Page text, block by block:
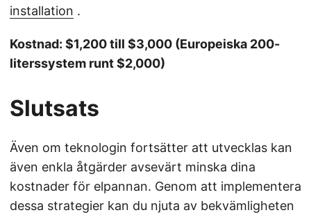
installation .
Kostnad: $1,200 till $3,000 (Europeiska 200-
literssystem runt $2,000)
Slutsats
Även om teknologin fortsätter att utvecklas kan
även enkla åtgärder avsevärt minska dina
kostnader för elpannan. Genom att implementera
dessa strategier kan du njuta av bekvämligheten